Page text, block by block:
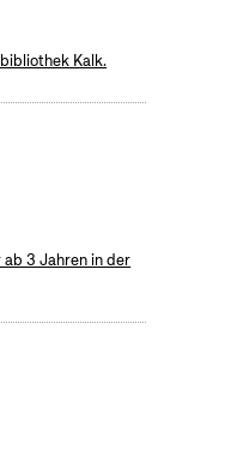
Kalk.
3 Jahren in der